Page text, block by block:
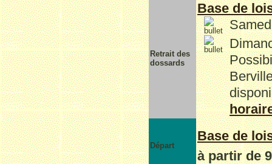
Retrait des
dossards
Base de
Départ
Base de
à partir de